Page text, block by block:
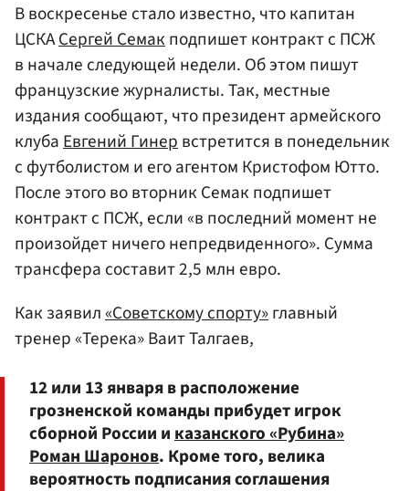
В воскресенье стало известно, что капитан
ЦСКАСергей Семакподпишет контракт с ПСЖ
в начале следующей недели. Об этом пишут
французские журналисты. Так, местные
издания сообщают, что президент армейского
клубаЕвгений Гинервстретится в понедельник
с футболистом и его агентом Кристофом Ютто.
После этого во вторник Семак подпишет
контракт с ПСЖ, если «в последний момент не
произойдет ничего непредвиденного». Сумма
трансфера составит 2,5 млн евро.
Как заявил«Советскому спорту»главный
тренер «Терека» Ваит Талгаев,
12 или 13 января в расположение
грозненской команды прибудет игрок
сборной России иказанского «Рубина»
Роман Шаронов. Кроме того, велика
вероятность подписания соглашения